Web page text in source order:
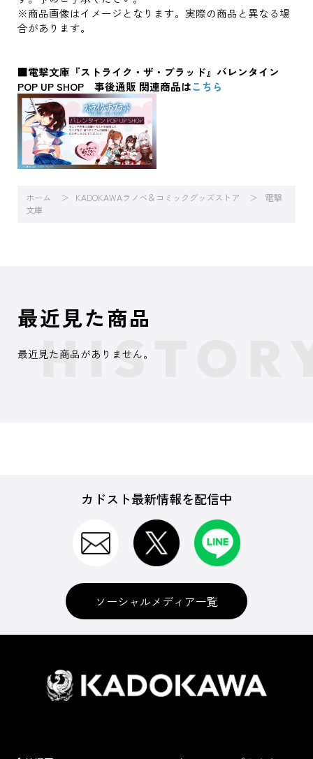
※商品画像はイメージとなります。実際の商品と異なる場
合があります。
■電撃文庫『ストライク・ザ・ブラッド』バレンタイン
POP UP SHOP 事後通販 関連商品はこちら
ホーム KADOKAWAラノベ＆コミックグッズストア
電撃
文庫
最近見た商品
最近見た商品がありません。
カドスト最新情報を配信中
ソーシャルメディア一覧